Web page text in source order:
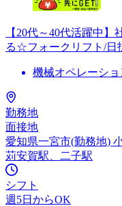
【20代～40代活躍中
る☆フォークリフト/日
機械オペレーショ
勤務地
面接地
愛知県一宮市(勤務地)
苅安賀駅、二子駅
シフト
週5日からOK